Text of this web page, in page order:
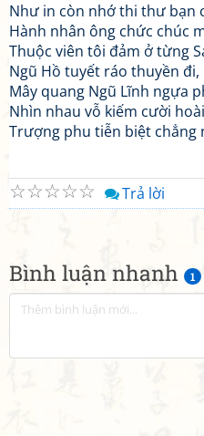
Bình luận nhanh 1
Như in còn nhớ thi thư bạn
Hành nhân ông chức chúc
Thuộc viên tôi đảm ở từng
Ngũ Hồ tuyết ráo thuyền đi,
Mây quang Ngũ Lĩnh ngựa
Nhìn nhau vỗ kiếm cười
Trượng phu tiễn biệt chẳng
☆
☆
☆
☆
☆ Trả lời